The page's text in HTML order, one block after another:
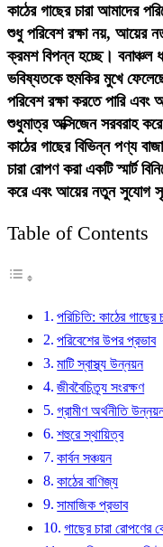
পরিবেশ
সুরক্ষা
ও
আয়ের
নতুন
দিগন্ত
কাঠের গাছের চারা আমাদের
শুধু পরিবেশ রক্ষা নয়, আয়ের
ক্রমশ বিপন্ন হচ্ছে। বনাঞ্চল
ভবিষ্যতকে হুমকির মুখে
পরিবেশ রক্ষা করতে পারি এবং
শুধুমাত্র অক্সিজেন সরবরাহ
কাঠের গাছের বিভিন্ন পণ্য
চারা রোপণ করা একটি স্মার্ট
করে এবং আয়ের নতুন সুযোগ
Table of Contents
পরিচিতি: কাঠের গাছের
পরিবেশের উপর প্রভাব
মাটি স্বাস্থ্য উন্নয়ন
জীববৈচিত্র্য সংরক্ষণ
গ্রামীণ অর্থনীতি
শহুরে স্থায়িত্ব
কার্বন সঞ্চয়ন
কাঠের বাণিজ্য
সামাজিক প্রভাব
গাছের চারা রোপণের